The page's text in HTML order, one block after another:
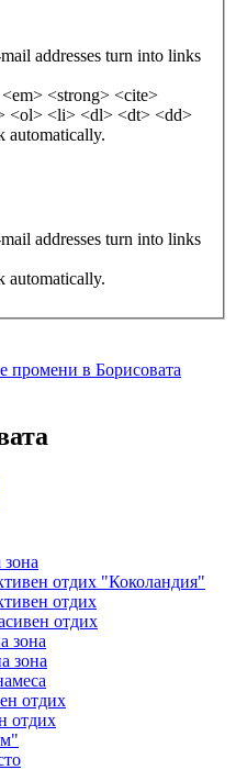
addresses turn into links
<strong> <cite>
<ol> <li> <dl> <dt> <dd>
automatically.
addresses turn into links
automatically.
промени в Борисовата
отдих "Коколандия"
отдих
отдих
зона
зона
отдих
отдих